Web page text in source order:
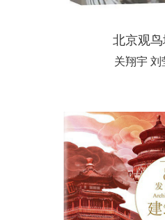
北京观鸟
关翔宇 刘